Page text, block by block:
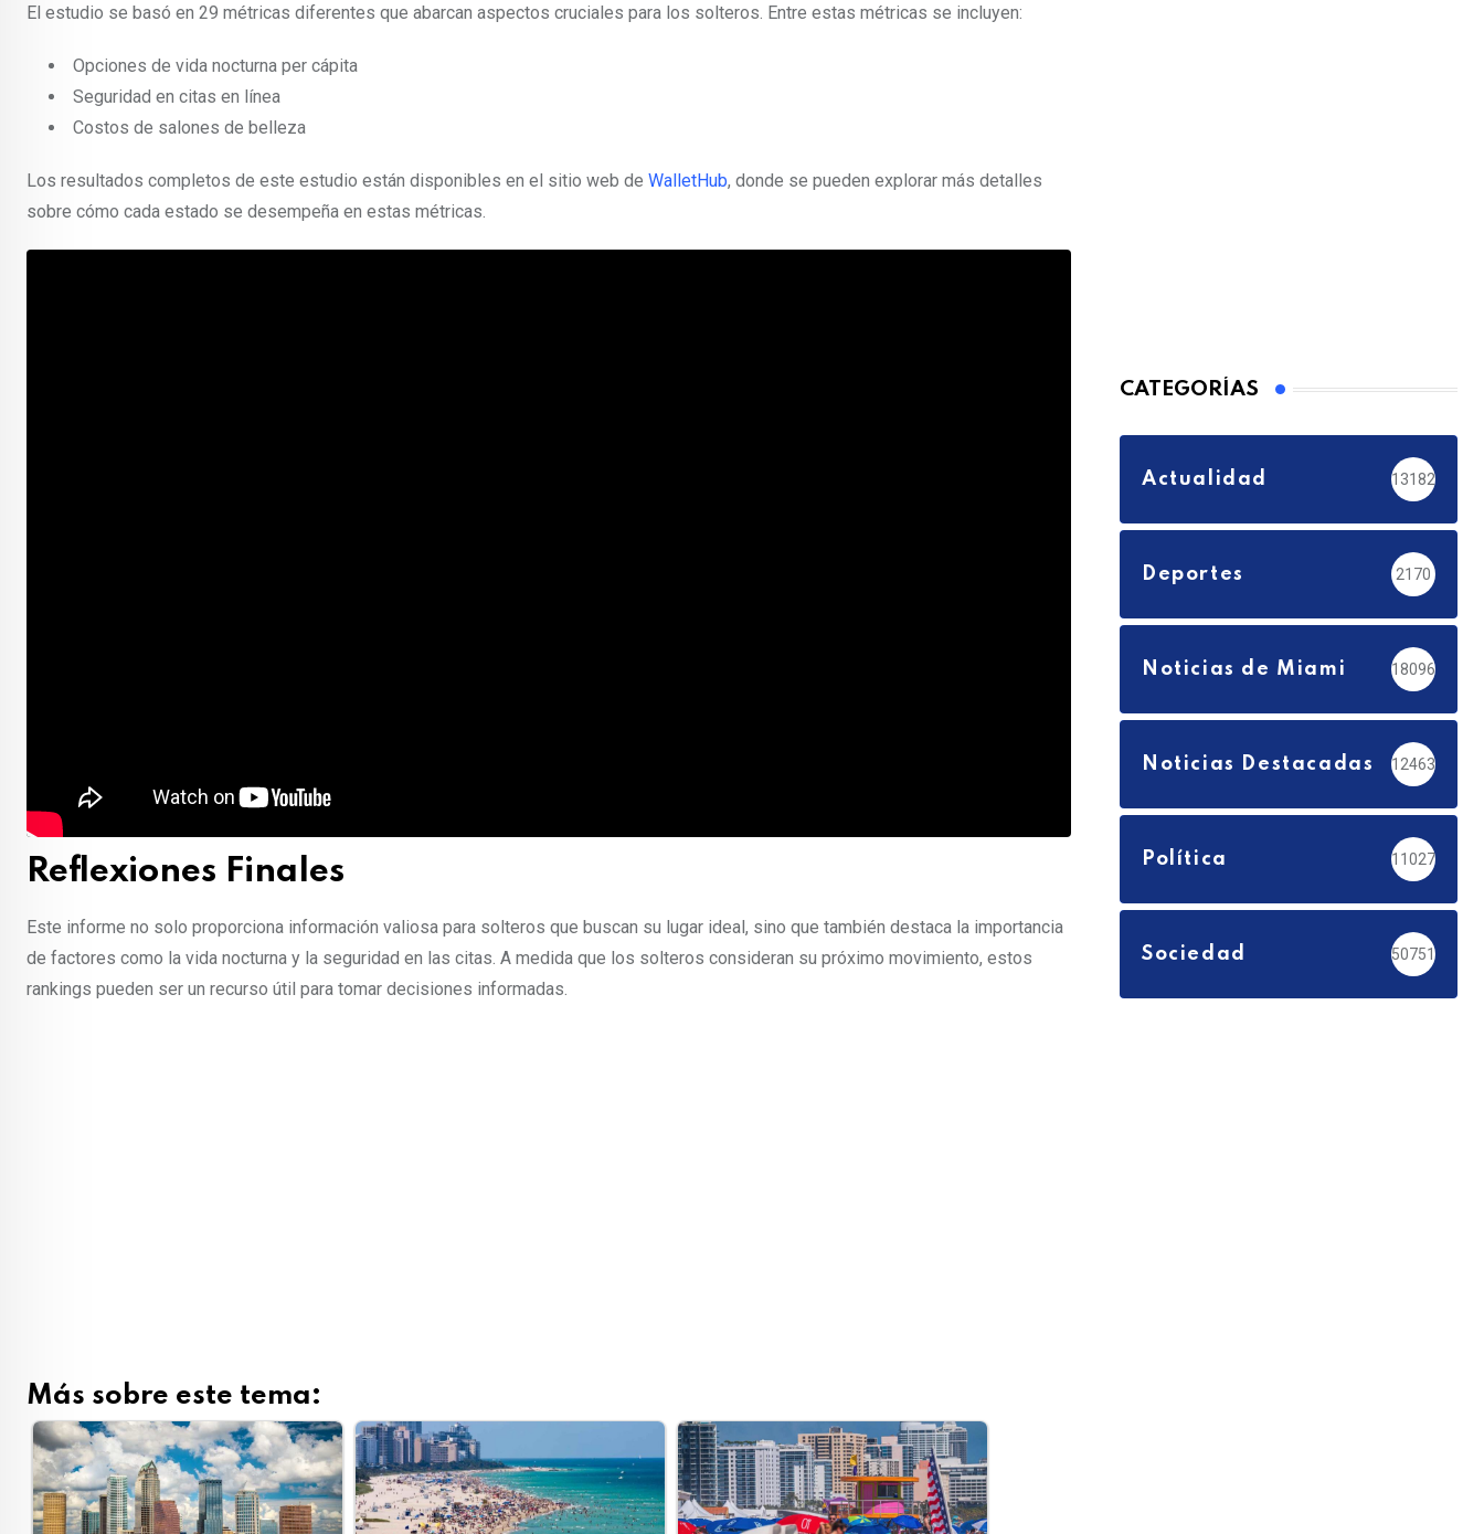
El estudio se basó en 29 métricas diferentes que abarcan aspectos cruciales para los solteros. Entre estas métricas se incluyen:
Opciones de vida nocturna per cápita
Seguridad en citas en línea
Costos de salones de belleza
Los resultados completos de este estudio están disponibles en el sitio web de WalletHub, donde se pueden explorar más detalles
sobre cómo cada estado se desempeña en estas métricas.
Reflexiones Finales
Este informe no solo proporciona información valiosa para solteros que buscan su lugar ideal, sino que también destaca la importancia
de factores como la vida nocturna y la seguridad en las citas. A medida que los solteros consideran su próximo movimiento, estos
rankings pueden ser un recurso útil para tomar decisiones informadas.
Más sobre este tema:
CATEGORÍAS
Actualidad 13182
Deportes 2170
Noticias de Miami 18096
Noticias Destacadas 12463
Política 11027
Sociedad 50751